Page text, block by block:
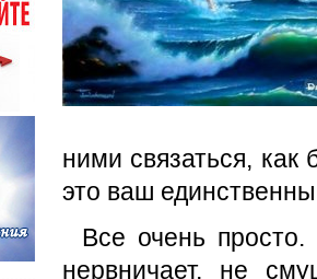
ними связаться,
это ваш
Все очень
нервничает, не